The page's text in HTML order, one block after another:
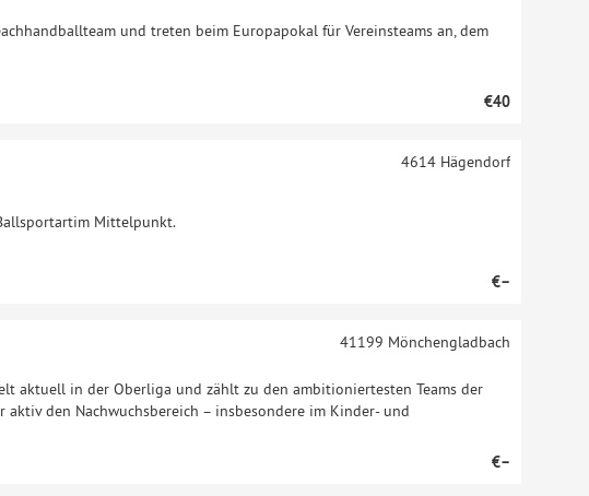
und treten beim Europapokal für Vereinsteams an, dem
€40
Mittelpunkt.
4614Hägendorf
€–
aktuell in der Oberliga und zählt zu den ambitioniertesten Teams der
den Nachwuchsbereich – insbesondere im Kinder- und
41199 Mönchengladbach
€–